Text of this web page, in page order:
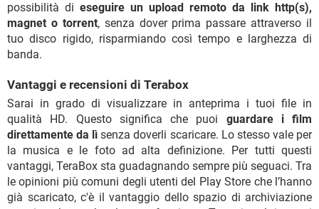
possibilità di eseguire un upload remoto da link http(s),
magnet o torrent, senza dover prima passare attraverso il
tuo disco rigido, risparmiando così tempo e larghezza di
banda.
Vantaggi e recensioni di Terabox
Sarai in grado di visualizzare in anteprima i tuoi file in
qualità HD. Questo significa che puoi guardare i film
direttamente da lì senza doverli scaricare. Lo stesso vale per
la musica e le foto ad alta definizione. Per tutti questi
vantaggi, TeraBox sta guadagnando sempre più seguaci. Tra
le opinioni più comuni degli utenti del Play Store che l’hanno
già scaricato, c'è il vantaggio dello spazio di archiviazione